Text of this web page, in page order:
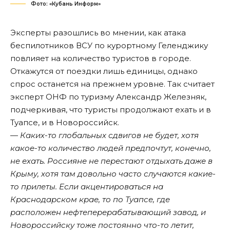
Фото: «Кубань Информ»
Эксперты разошлись во мнении, как атака
беспилотников ВСУ по курортному Геленджику
повлияет на количество туристов в городе.
Откажутся от поездки лишь единицы, однако
спрос останется на прежнем уровне. Так считает
эксперт ОНФ по туризму Александр Железняк,
подчеркивая, что туристы продолжают ехать и в
Туапсе, и в Новороссийск.
— Каких-то глобальных сдвигов не будет, хотя
какое-то количество людей предпочтут, конечно,
не ехать. Россияне не перестают отдыхать даже в
Крыму, хотя там довольно часто случаются какие-
то прилеты. Если акцентироваться на
Краснодарском крае, то по Туапсе, где
расположен нефтеперерабатывающий завод, и
Новороссийску тоже постоянно что-то летит,